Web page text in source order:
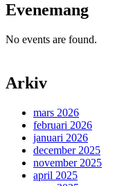
Evenemang
No events are found.
Arkiv
mars 2026
februari 2026
januari 2026
december 2025
november 2025
april 2025